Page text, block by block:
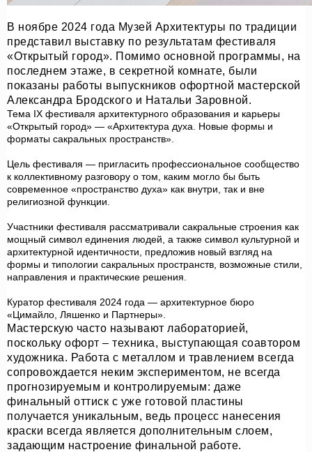
В ноябре 2024 года Музей Архитектуры по традиции
представил выставку по результатам фестиваля
«Открытый город». Помимо основной программы, на
последнем этаже, в секретной комнате, были
показаны работы выпускников офортной мастерской
Александра Бродского и Натальи Заровной.
Тема IX фестиваля архитектурного образования и карьеры
«Открытый город» — «Архитектура духа. Новые формы и
форматы сакральных пространств».
Цель фестиваля — пригласить профессиональное сообщество
к коллективному разговору о том, каким могло бы быть
современное «пространство духа» как внутри, так и вне
религиозной функции.
Участники фестиваля рассматривали сакральные строения как
мощный символ единения людей, а также символ культурной и
архитектурной идентичности, предложив новый взгляд на
формы и типологии сакральных пространств, возможные стили,
направления и практические решения.
Куратор фестиваля 2024 года — архитектурное бюро
«Цимайло, Ляшенко и Партнеры».
Мастерскую часто называют лабораторией,
поскольку офорт – техника, выступающая соавтором
художника. Работа с металлом и травлением всегда
сопровождается неким экспериментом, не всегда
прогнозируемым и контролируемым: даже
финальный оттиск с уже готовой пластины
получается уникальным, ведь процесс нанесения
краски всегда является дополнительным слоем,
задающим настроение финальной работе.